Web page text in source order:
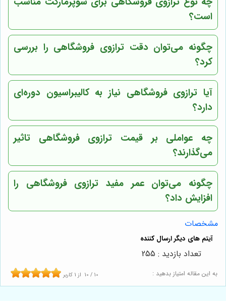
است؟
چگونه می‌توان دقت ترازوی فروشگاهی را بررسی
کرد؟
آیا ترازوی فروشگاهی نیاز به کالیبراسیون دوره‌ای
دارد؟
چه عواملی بر قیمت ترازوی فروشگاهی تاثیر
می‌گذارند؟
چگونه می‌توان عمر مفید ترازوی فروشگاهی را
افزایش داد؟
مشخصات
به این مقاله امتیاز بدهید : 10 / 10 از 1 کاربر
تعداد بازدید : 255